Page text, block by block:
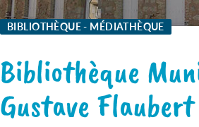
BIBLIOTHÈQUE - MÉDIATHÈQUE
Bibliothèque
Gustave Flaubert